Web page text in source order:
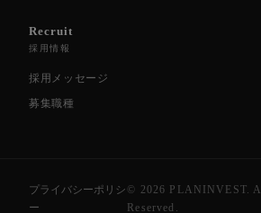
Recruit
採用情報
採用メッセージ
募集職種
プライバシーポリシ
ー
© 2026 PLANINVEST.
Reserved.